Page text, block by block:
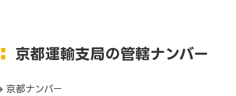
京都運輸支局の管轄ナンバー
京都ナンバー